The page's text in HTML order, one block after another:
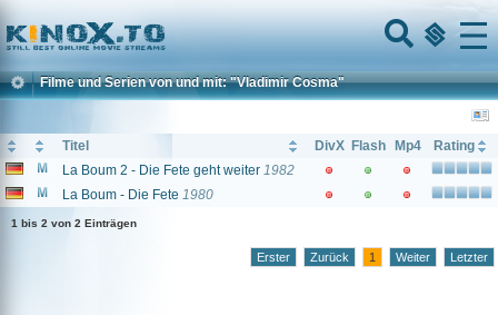
Home
Menu
Filme und Serien von und mit: "Vladimir Cosma"
Titel DivX Flash Mp4
Rating
La Boum 2 - Die Fete geht weiter 1982
La Boum - Die Fete 1980
1 bis 2 von 2 Einträgen
Erster Zurück 1 Weiter Letzter